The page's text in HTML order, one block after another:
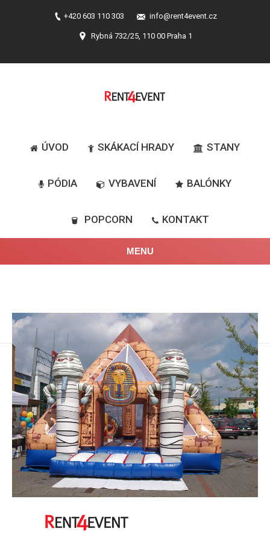
+420 603 110 303 info@rent4event.cz
Rybná 732/25, 110 00 Praha 1
ÚVOD SKÁKACÍ HRADY STANY
PÓDIA VYBAVENÍ BALÓNKY
POPCORN KONTAKT
MENU